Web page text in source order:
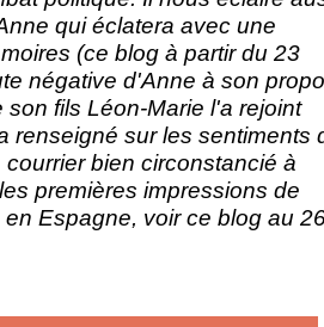
qui éclatera avec une
(ce blog à partir du 23
négative d'Anne à son
fils Léon-Marie l'a rejoint
renseigné sur les sentiments
bien circonstancié à
premières impressions de
Espagne, voir ce blog au